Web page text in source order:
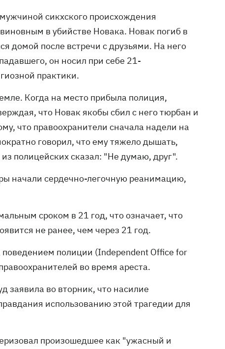
сикхского происхождения
в убийстве Новaка. Новак погиб в
домой после встречи с друзьями. На него
он носил при себе 21-
практики.
Когда на место прибыла полиция,
что Новак якобы сбил с него тюрбан и
что правоохранители сначала надели на
говорил, что ему тяжело дышать,
полицейских сказал: "Не думаю, друг".
начали сердечно-легочную реанимацию,
сроком в 21 год, что означает, что
не ранее, чем через 21 год.
полиции (Independent Office for
во время ареста.
во вторник, что насилие
использованию этой трагедии для
произошедшее как "ужасный и